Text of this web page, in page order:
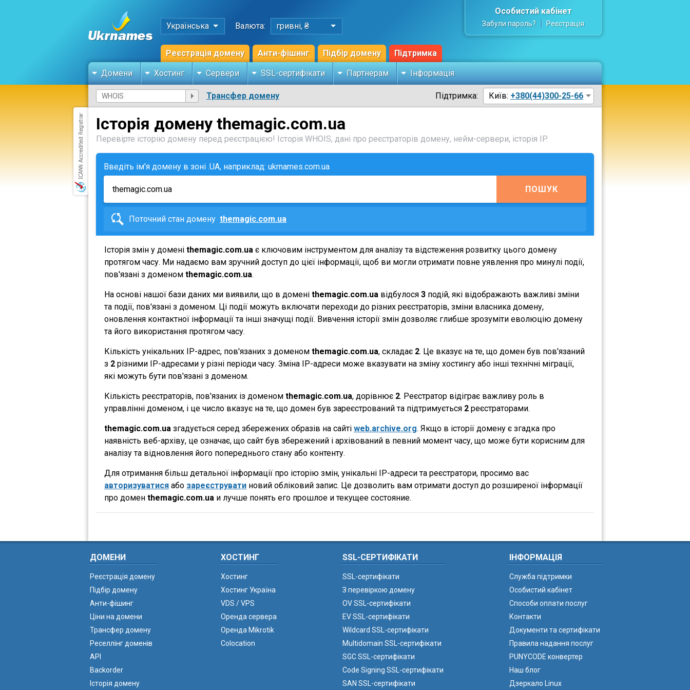
Українська Валюта: гривні, ₴
Реєстрація домену Анти-фішинг Підбір домену Підтримка
Особистий кабінет
Забули пароль? Реєстрація
Домени Хостинг Сервери SSL-сертифікати Партнерам Інформація
Трансфер домену Підтримка: Київ: +380(44)300-25-66
Історія домену themagic.com.ua
Перевірте історію домену перед реєстрацією! Історія WHOIS, дані про реєстраторів домену, нейм-сервери, історія IP.
Введіть ім'я домену в зоні .UA, наприклад: ukrnames.com.ua
ПОШУК
Поточний стан домену themagic.com.ua
Історія змін у домені themagic.com.ua є ключовим інструментом для аналізу та відстеження розвитку цього домену
протягом часу. Ми надаємо вам зручний доступ до цієї інформації, щоб ви могли отримати повне уявлення про минулі події,
пов'язані з доменом themagic.com.ua.
На основі нашої бази даних ми виявили, що в домені themagic.com.ua відбулося 3 подій, які відображають важливі зміни
та події, пов'язані з доменом. Ці події можуть включати переходи до різних реєстраторів, зміни власника домену,
оновлення контактної інформації та інші значущі події. Вивчення історії змін дозволяє глибше зрозуміти еволюцію домену
та його використання протягом часу.
Кількість унікальних IP-адрес, пов'язаних з доменом themagic.com.ua, складає 2. Це вказує на те, що домен був пов'язаний
з 2 різними IP-адресами у різні періоди часу. Зміна IP-адреси може вказувати на зміну хостингу або інші технічні міграції,
які можуть бути пов'язані з доменом.
Кількість реєстраторів, пов'язаних із доменом themagic.com.ua, дорівнює 2. Реєстратор відіграє важливу роль в
управлінні доменом, і це число вказує на те, що домен був зареєстрований та підтримується 2 реєстраторами.
themagic.com.ua згадується серед збережених образів на сайті web.archive.org. Якщо в історії домену є згадка про
наявність веб-архіву, це означає, що сайт був збережений і архівований в певний момент часу, що може бути корисним для
аналізу та відновлення його попереднього стану або контенту.
Для отримання більш детальної інформації про історію змін, унікальні IP-адреси та реєстратори, просимо вас
авторизуватися або зареєструвати новий обліковий запис. Це дозволить вам отримати доступ до розширеної інформації
про домен themagic.com.ua и лучше понять его прошлое и текущее состояние.
ДОМЕНИ
Реєстрація домену
Підбір домену
Анти-фішинг
Ціни на домени
Трансфер домену
Реселлінг доменів
API
Backorder
Історія домену
ХОСТИНГ
Хостинг
Хостинг Україна
VDS / VPS
Оренда сервера
Оренда Mikrotik
Colocation
SSL-СЕРТИФІКАТИ
SSL-сертифікати
З перевіркою домену
OV SSL-сертифікати
EV SSL-сертифікати
Wildcard SSL-сертифікати
Multidomain SSL-сертифікати
SGC SSL-сертифікати
Code Signing SSL-сертифікати
SAN SSL-сертифікати
ІНФОРМАЦІЯ
Служба підтримки
Особистий кабінет
Способи оплати послуг
Контакти
Документи та сертифікати
Правила надання послуг
PUNYCODE конвертер
Наш блог
Дзеркало Linux